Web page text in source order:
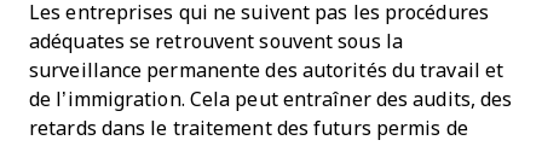
Les entreprises qui ne suivent pas les procédures
adéquates se retrouvent souvent sous la
surveillance permanente des autorités du travail et
de l’immigration. Cela peut entraîner des audits, des
retards dans le traitement des futurs permis de